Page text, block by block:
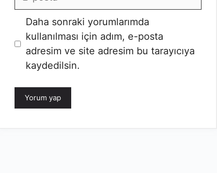
posta
İnternet
sitesi
Daha sonraki yorumlarımda
kullanılması için adım, e-posta
adresim ve site adresim bu tarayıcıya
kaydedilsin.